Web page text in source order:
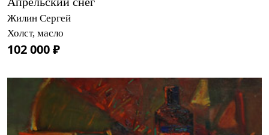
Жилин Сергей
Холст, масло
102 000 ₽